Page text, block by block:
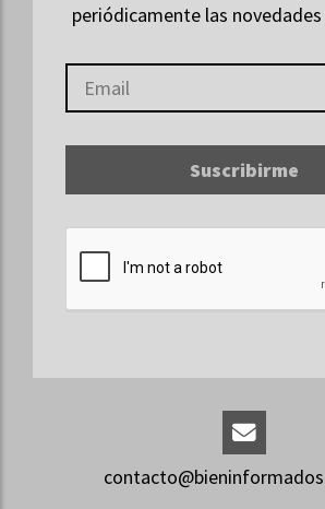
periódicamente las
Suscribirme